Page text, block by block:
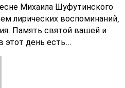
Михаила Шуфутинского
лирических воспоминаний,
Память святой вашей и
этот день есть...